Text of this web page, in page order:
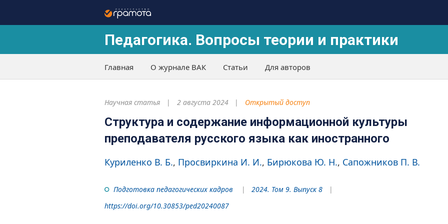
Педагогика. Вопросы теории и практики
Главная О журнале ВАК Статьи Для авторов
Научная статья 2 августа 2024 Открытый доступ
Структура и содержание информационной культуры
преподавателя русского языка как иностранного
Куриленко В. Б. Просвиркина И. И. Бирюкова Ю. Н. Сапожников П. В.
Подготовка педагогических кадров
2024. Том 9. Выпуск 8
https://doi.org/10.30853/ped20240087